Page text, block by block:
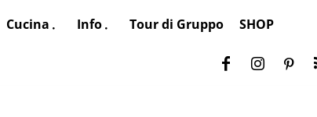
Cucina Info Tour di Gruppo SHOP